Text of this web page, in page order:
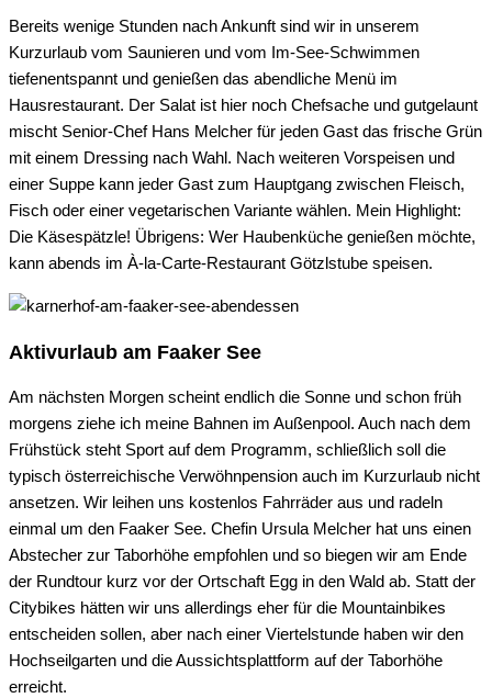
Bereits wenige Stunden nach Ankunft sind wir in unserem
Kurzurlaub vom Saunieren und vom Im-See-Schwimmen
tiefenentspannt und genießen das abendliche Menü im
Hausrestaurant. Der Salat ist hier noch Chefsache und gutgelaunt
mischt Senior-Chef Hans Melcher für jeden Gast das frische Grün
mit einem Dressing nach Wahl. Nach weiteren Vorspeisen und
einer Suppe kann jeder Gast zum Hauptgang zwischen Fleisch,
Fisch oder einer vegetarischen Variante wählen. Mein Highlight:
Die Käsespätzle! Übrigens: Wer Haubenküche genießen möchte,
kann abends im À-la-Carte-Restaurant Götzlstube speisen.
Aktivurlaub am Faaker See
Am nächsten Morgen scheint endlich die Sonne und schon früh
morgens ziehe ich meine Bahnen im Außenpool. Auch nach dem
Frühstück steht Sport auf dem Programm, schließlich soll die
typisch österreichische Verwöhnpension auch im Kurzurlaub nicht
ansetzen. Wir leihen uns kostenlos Fahrräder aus und radeln
einmal um den Faaker See. Chefin Ursula Melcher hat uns einen
Abstecher zur Taborhöhe empfohlen und so biegen wir am Ende
der Rundtour kurz vor der Ortschaft Egg in den Wald ab. Statt der
Citybikes hätten wir uns allerdings eher für die Mountainbikes
entscheiden sollen, aber nach einer Viertelstunde haben wir den
Hochseilgarten und die Aussichtsplattform auf der Taborhöhe
erreicht.